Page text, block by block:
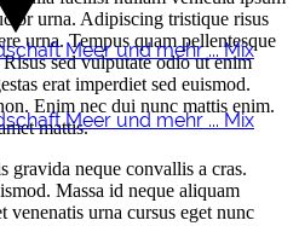
Meer und mehr ...Mix
Meer und mehr ...Mix
urna. Adipiscing tristique risus
urna. Tempus quam pellentesque
sed vulputate odio ut enim
erat imperdiet sed euismod.
Enim nec dui nunc mattis enim.
mattis.
neque convallis a cras.
Massa id neque aliquam
venenatis urna cursus eget nunc